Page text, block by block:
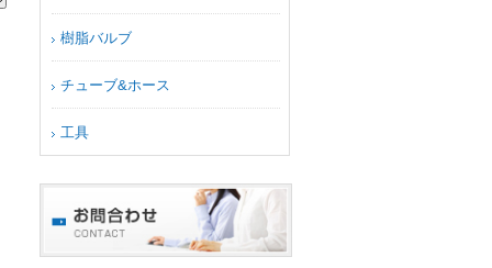
樹脂バルブ
チューブ&ホース
工具